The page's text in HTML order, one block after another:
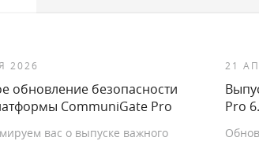
2026
обновление безопасности
CommuniGate Pro
вас о выпуске важного
21
Pro